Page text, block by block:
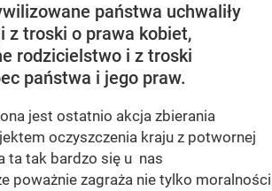
państwa uchwaliły
z troski o prawa kobiet,
rodzicielstwo i z troski
państwa i jego praw.
jest ostatnio akcja zbierania
oczyszczenia kraju z potwornej
ta tak bardzo się u nas
poważnie zagraża nie tylko moralności